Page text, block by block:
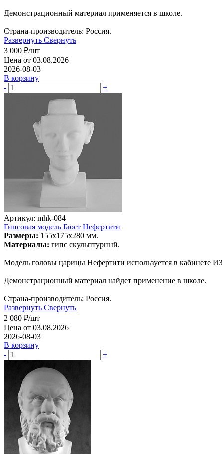
Демонстрационный материал применяется в школе.
Страна-производитель: Россия.
Развернуть Свернуть
3 000 ₽/шт
Цена от 03.08.2026
2026-08-03
В корзину
-
+
Артикул: mhk-084
Гипсовая модель Бюст Нефертити
Размеры: 155х175х280 мм.
Материалы: гипс скульптурный.
Модель головы царицы Нефертити используется в кабинете
Демонстрационный материал найдет применение в школе.
Страна-производитель: Россия.
Развернуть Свернуть
2 080 ₽/шт
Цена от 03.08.2026
2026-08-03
В корзину
-
+